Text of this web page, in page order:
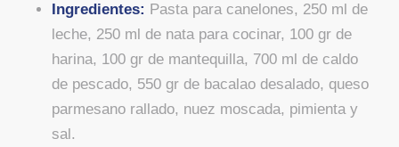
Ingredientes: Pasta para canelones, 250 ml de
leche, 250 ml de nata para cocinar, 100 gr de
harina, 100 gr de mantequilla, 700 ml de caldo
de pescado, 550 gr de bacalao desalado, queso
parmesano rallado, nuez moscada, pimienta y
sal.